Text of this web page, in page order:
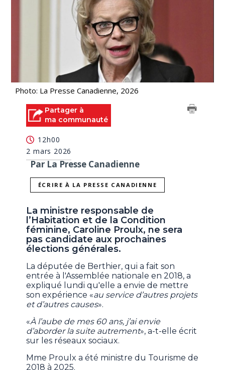
Photo: La Presse Canadienne, 2026
Partager à
ma communauté
12h00
2 mars 2026
Par La Presse Canadienne
ÉCRIRE À LA PRESSE CANADIENNE
La ministre responsable de
l’Habitation et de la Condition
féminine, Caroline Proulx, ne sera
pas candidate aux prochaines
élections générales.
La députée de Berthier, qui a fait son
entrée à l'Assemblée nationale en 2018, a
expliqué lundi qu'elle a envie de mettre
son expérience «au service d’autres projets
et d’autres causes».
«À l’aube de mes 60 ans, j’ai envie
d’aborder la suite autrement», a-t-elle écrit
sur les réseaux sociaux.
Mme Proulx a été ministre du Tourisme de
2018 à 2025.